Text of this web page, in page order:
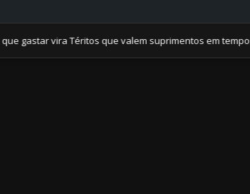
vira Téritos que valem suprimentos em